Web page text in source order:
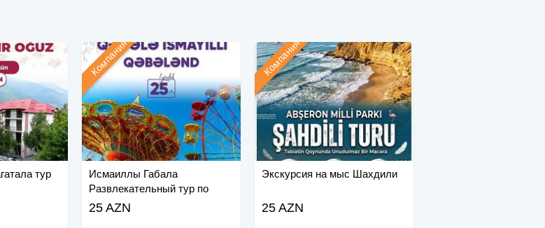
тур
Исмаиллы Габала
Развлекательный тур по
Габаланду
Компания
25 AZN
Экскурсия на мыс Шахдили
Компания
25 AZN